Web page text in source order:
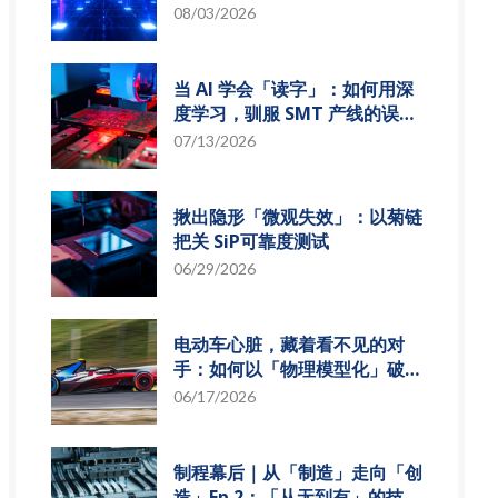
组发展趋势
08/03/2026
当 AI 学会「读字」：如何用深
度学习，驯服 SMT 产线的误报
风暴
07/13/2026
揪出隐形「微观失效」：以菊链
把关 SiP可靠度测试
06/29/2026
电动车心脏，藏着看不见的对
手：如何以「物理模型化」破解
损耗难题？
06/17/2026
制程幕后｜从「制造」走向「创